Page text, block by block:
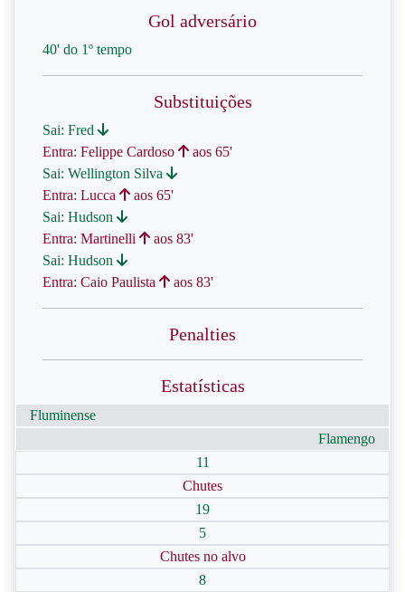
Gol adversário
40' do 1º tempo
Substituições
Sai: Fred
Entra: Felippe Cardoso
aos 65'
Sai: Wellington Silva
Entra: Lucca
aos 65'
Sai: Hudson
Entra: Martinelli
aos 83'
Sai: Hudson
Entra: Caio Paulista
aos 83'
Penalties
Estatísticas
Fluminense
Flamengo
11
Chutes
19
5
Chutes no alvo
8